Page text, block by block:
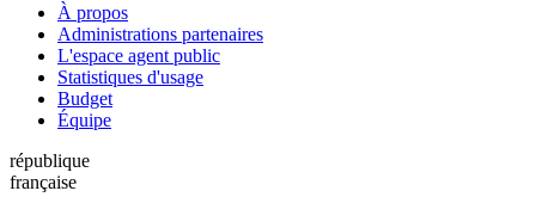
À propos
Administrations partenaires
L'espace agent public
Statistiques d'usage
Budget
Équipe
république
française